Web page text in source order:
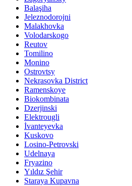
Balaşiha
Jeleznodorojni
Malakhovka
Volodarskogo
Reutov
Tomilino
Monino
Ostrovtsy
Nekrasovka District
Ramenskoye
Biokombinata
Dzerjinski
Elektrougli
İvanteyevka
Kuskovo
Losino-Petrovski
Udelnaya
Fryazino
Yıldız Şehir
Staraya Kupavna